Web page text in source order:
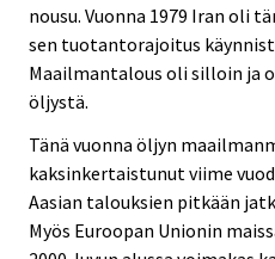
nousu. Vuonna 1979 Iran oli
sen tuotantorajoitus
Maailmantalous oli silloin ja
öljystä.
Tänä vuonna öljyn
kaksinkertaistunut viime
Aasian talouksien pitkään
Myös Euroopan Unionin